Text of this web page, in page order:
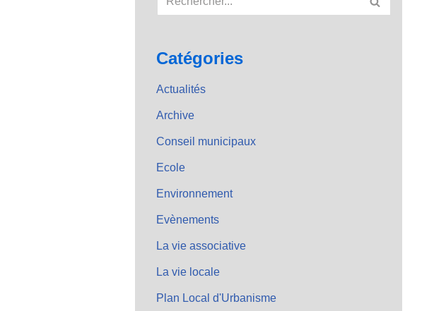
Catégories
Actualités
Archive
Conseil municipaux
Ecole
Environnement
Evènements
La vie associative
La vie locale
Plan Local d'Urbanisme